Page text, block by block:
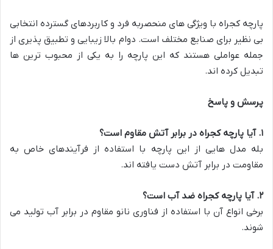
پارچه کجراه با ویژگی های منحصربه فرد و کاربردهای گسترده انتخابی
بی نظیر برای صنایع مختلف است. دوام بالا زیبایی و تطبیق پذیری از
جمله عواملی هستند که این پارچه را به یکی از محبوب ترین ها
تبدیل کرده اند.
پرسش و پاسخ
۱.آیا پارچه کجراه در برابر آتش مقاوم است؟
بله مدل هایی از این پارچه با استفاده از فرآیندهای خاص به
مقاومت در برابر آتش دست یافته اند.
۲.آیا پارچه کجراه ضد آب است؟
برخی انواع آن با استفاده از فناوری نانو مقاوم در برابر آب تولید می
شوند.